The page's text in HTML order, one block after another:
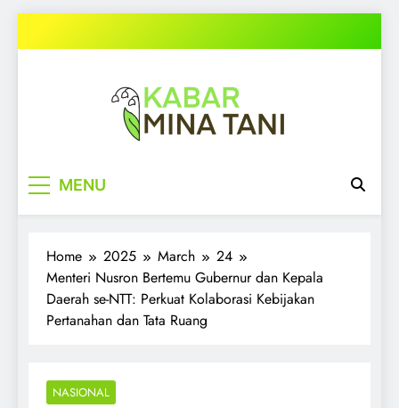
to
MENU
Home 2025 March
24
Menteri Nusron Bertemu Gubernur dan Kepala
Daerah se-NTT: Perkuat Kolaborasi Kebijakan
Pertanahan dan Tata Ruang
NASIONAL